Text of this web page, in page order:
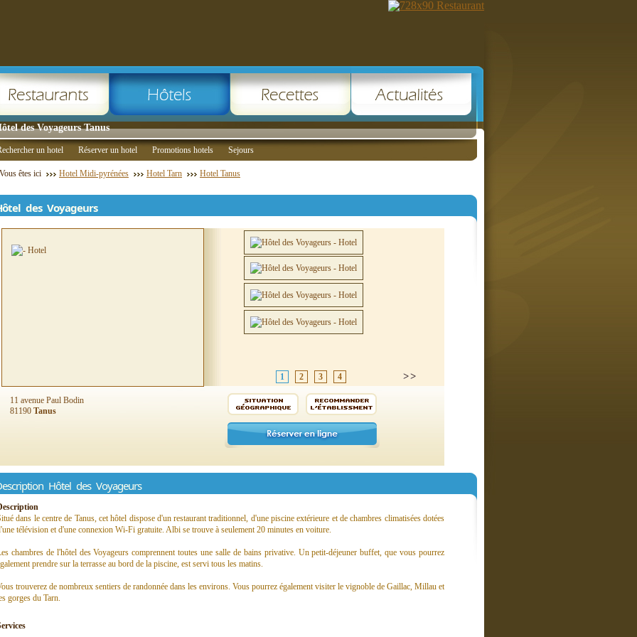
des Voyageurs Tanus
un hotel Réserver un hotel Promotions hotels Sejours
Vous êtes ici Hotel Midi-pyrénées Hotel Tarn Hotel Tanus
des Voyageurs
1 2 3 4
11 avenue Paul Bodin
81190 Tanus
Hôtel des Voyageurs
dans le centre de Tanus, cet hôtel dispose d'un restaurant traditionnel, d'une piscine extérieure et de chambres climatisées dotées
télévision et d'une connexion Wi-Fi gratuite. Albi se trouve à seulement 20 minutes en voiture.
chambres de l'hôtel des Voyageurs comprennent toutes une salle de bains privative. Un petit-déjeuner buffet, que vous pourrez
prendre sur la terrasse au bord de la piscine, est servi tous les matins.
trouverez de nombreux sentiers de randonnée dans les environs. Vous pourrez également visiter le vignoble de Gaillac, Millau et
gorges du Tarn.